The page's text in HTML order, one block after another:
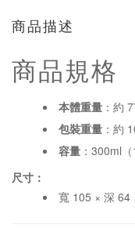
商品描述
商品規格
本體重量 ：約
包裝重量 ：約
容量 ：300ml（
尺寸：
寬 105 × 深 64